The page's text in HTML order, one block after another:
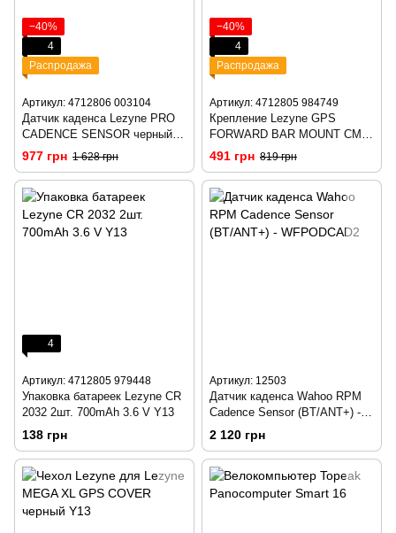
−40%
4
Распродажа
Артикул: 4712806 003104
Датчик каденса Lezyne PRO
CADENCE SENSOR черный
Y13
977 грн 1 628 грн
−40%
4
Распродажа
Артикул: 4712805 984749
Крепление Lezyne GPS
FORWARD BAR MOUNT CM
Y13
491 грн 819 грн
4
Артикул: 4712805 979448
Упаковка батареек Lezyne CR
2032 2шт. 700mAh 3.6 V Y13
138 грн
Артикул: 12503
Датчик каденса Wahoo RPM
Cadence Sensor (BT/ANT+) -
WFPODCAD2
2 120 грн